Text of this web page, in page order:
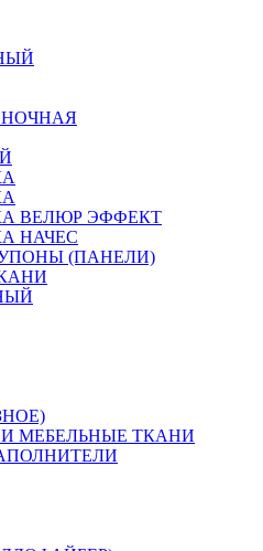
ВЕЛЮР ЭФФЕКТ
НАЧЕС
(ПАНЕЛИ)
МЕБЕЛЬНЫЕ ТКАНИ